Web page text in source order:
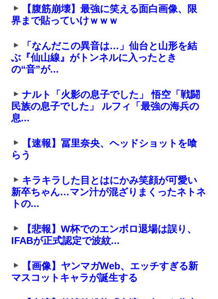
【腹筋崩壊】最強に笑える面白画像、限
界まで貼っていけｗｗｗ
「なんだこの異音は…」仙台と山形を結
ぶ『仙山線』がトンネルに入ったとき
の“音”が...
ナルト「火影の息子でした」 悟空「戦闘
民族の息子でした」 ルフィ「最強の海兵の
息...
【速報】冨里奈央、ヘッドショットを喰
らう
キラキラした目とはにかみ笑顔が可愛い
新卒ちゃん…マン汁が混ざりまくったネトネ
トの...
【悲報】W杯でのエンボロ退場は誤り、
IFABが正式認定で波紋...
【画像】ヤンマガWeb、エッチすぎる新
マスコットキャラが誕生する